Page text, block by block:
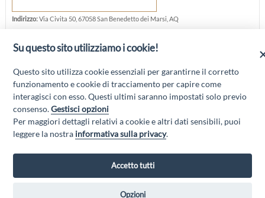
Indirizzo:Via Civita 50, 67058 San Benedetto dei Marsi, AQ
Cellulare:333 2080332
“Attività cofinanziate dal PSR 2014/2020 Abruzzo - mis. 19 PSL La Terra dei
M@rsi - Fondo FEASR; Sottomisura 19.2; Tipologia di intervento 19.2.1
Su questo sito utilizziamo i cookie!
Questo sito utilizza cookie essenziali per garantirne il corretto
funzionamento e cookie di tracciamento per capire come
interagisci con esso. Questi ultimi saranno impostati solo previo
consenso.Gestisci opzioni
Per maggiori dettagli relativi a cookie e altri dati sensibili, puoi
leggere la nostra informativa sulla privacy.
Accetto tutti
Opzioni